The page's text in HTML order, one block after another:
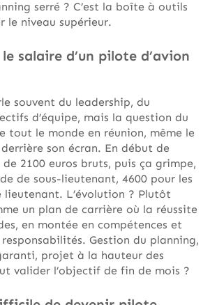
serré ? C’est la boîte à outils
le niveau supérieur.
salaire d’un pilote d’avion
souvent du leadership, du
d’équipe, mais la question du
tout le monde en réunion, même le
son écran. En début de
de 2100 euros bruts, puis ça grimpe,
de sous-lieutenant, 4600 pour les
lieutenant. L’évolution ? Plutôt
un plan de carrière où la réussite
en montée en compétences et
Gestion du planning,
projet à la hauteur des
valider l’objectif de fin de mois ?